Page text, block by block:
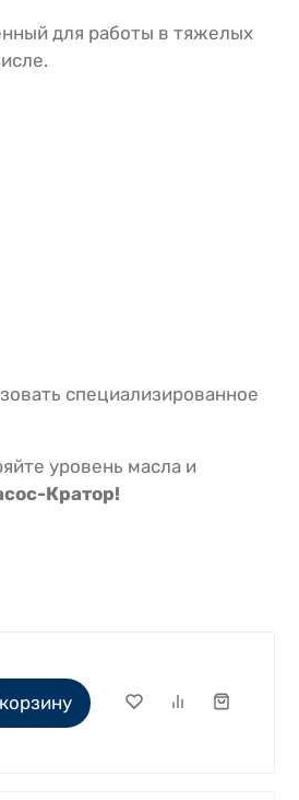
для работы в тяжелых
специализированное
уровень масла и
Кратор!